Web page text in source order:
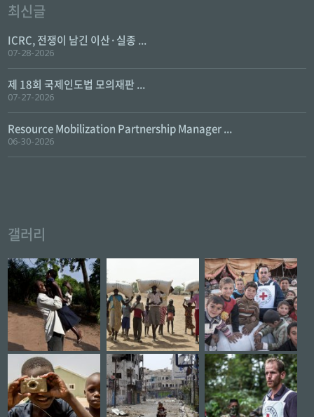
최신글
ICRC, 전쟁이 남긴 이산·실종 ...
07-28-2026
제 18회 국제인도법 모의재판 ...
07-27-2026
Resource Mobilization Partnership Manager ...
06-30-2026
갤러리